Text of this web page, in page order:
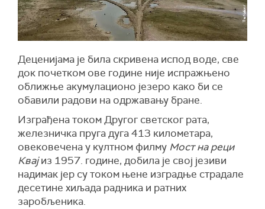
Деценијама је била скривена испод воде, све
док почетком ове године није испражњено
оближње акумулационо језеро како би се
обавили радови на одржавању бране.
Изграђена током Другог светског рата,
железничка пруга дуга 413 километара,
овековечена у култном филму Мост на реци
Квајиз 1957. године, добила је свој језиви
надимак јер су током њене изградње страдале
десетине хиљада радника и ратних
заробљеника.